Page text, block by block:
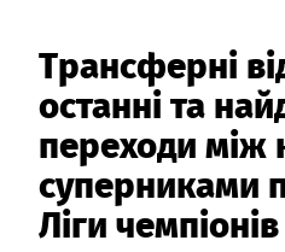
Трансферні
останні та
переходи
суперниками
Ліги чемпіонів